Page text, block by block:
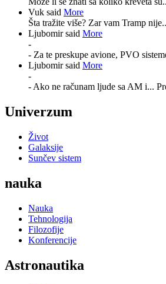
Vuk said More
Šta tražite više? Zar vam Tramp
Ljubomir said More
-
- Za te preskupe avione, PVO
Ljubomir said More
-
- Ako ne računam ljude sa AM i...
Univerzum
Život
Galaksije
Sunčev sistem
nauka
Nauka
Tehnologija
Filozofije
Konferencije
Astronautika